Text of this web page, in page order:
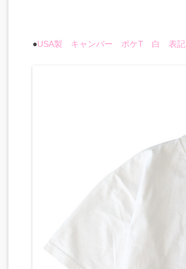
●USA製 キャンバー ポケT 白 表記